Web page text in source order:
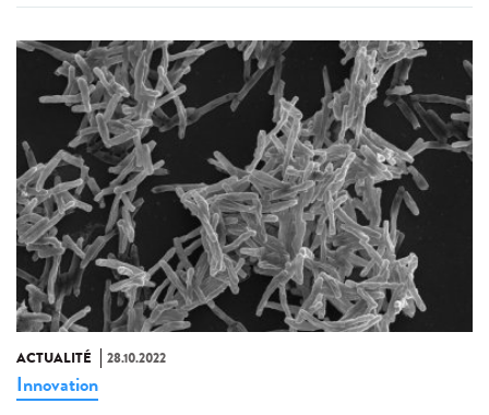
ACTUALITÉ 28.10.2022
Innovation